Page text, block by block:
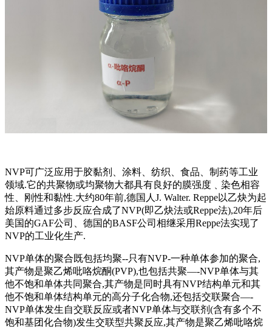
NVP可广泛应用于胶黏剂、涂料、纺织、食品、制药等工业
领域.它的共聚物或均聚物大都具有良好的膜强度﹑染色相容
性、刚性和黏性.大约80年前,德国人J. Walter. Reppe以乙炔为起
始原料通过多步反应合成了NVP(即乙炔法或Reppe法),20年后
美国的GAF公司、德国的BASF公司相继采用Reppe法实现了
NVP的工业化生产.
NVP单体的聚合既包括均聚--只有NVP-一种单体参加的聚合,
其产物是聚乙烯吡咯烷酮(PVP),也包括共聚—-NVP单体与其
他不饱和单体共同聚合,其产物是同时具有NVP结构单元和其
他不饱和单体结构单元的高分子化合物,还包括交联聚合—-
NVP单体发生自交联反应或者NVP单体与交联剂(含有多个不
饱和基团化合物)发生交联型共聚反应,其产物是聚乙烯吡咯烷